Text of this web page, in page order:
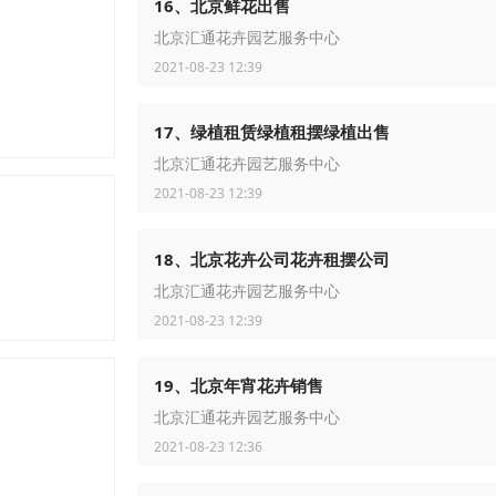
16、北京鲜花出售
北京汇通花卉园艺服务中心
2021-08-23 12:39
17、绿植租赁绿植租摆绿植出售
北京汇通花卉园艺服务中心
2021-08-23 12:39
18、北京花卉公司花卉租摆公司
北京汇通花卉园艺服务中心
2021-08-23 12:39
19、北京年宵花卉销售
北京汇通花卉园艺服务中心
2021-08-23 12:36